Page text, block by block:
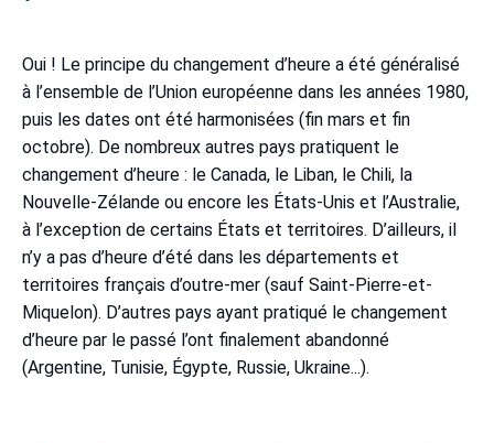
Oui ! Le principe du changement d’heure a été généralisé
à l’ensemble de l’Union européenne dans les années 1980,
puis les dates ont été harmonisées (fin mars et fin
octobre). De nombreux autres pays pratiquent le
changement d’heure : le Canada, le Liban, le Chili, la
Nouvelle-Zélande ou encore les États-Unis et l’Australie,
à l’exception de certains États et territoires. D’ailleurs, il
n’y a pas d’heure d’été dans les départements et
territoires français d’outre-mer (sauf Saint-Pierre-et-
Miquelon). D’autres pays ayant pratiqué le changement
d’heure par le passé l’ont finalement abandonné
(Argentine, Tunisie, Égypte, Russie, Ukraine...).